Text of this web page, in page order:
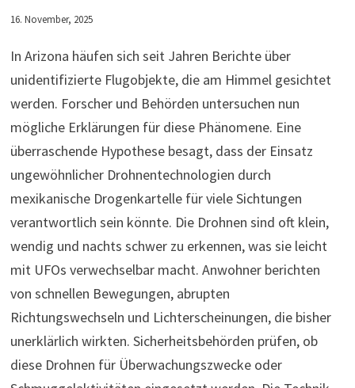
16. November, 2025
In Arizona häufen sich seit Jahren Berichte über
unidentifizierte Flugobjekte, die am Himmel gesichtet
werden. Forscher und Behörden untersuchen nun
mögliche Erklärungen für diese Phänomene. Eine
überraschende Hypothese besagt, dass der Einsatz
ungewöhnlicher Drohnentechnologien durch
mexikanische Drogenkartelle für viele Sichtungen
verantwortlich sein könnte. Die Drohnen sind oft klein,
wendig und nachts schwer zu erkennen, was sie leicht
mit UFOs verwechselbar macht. Anwohner berichten
von schnellen Bewegungen, abrupten
Richtungswechseln und Lichterscheinungen, die bisher
unerklärlich wirkten. Sicherheitsbehörden prüfen, ob
diese Drohnen für Überwachungszwecke oder